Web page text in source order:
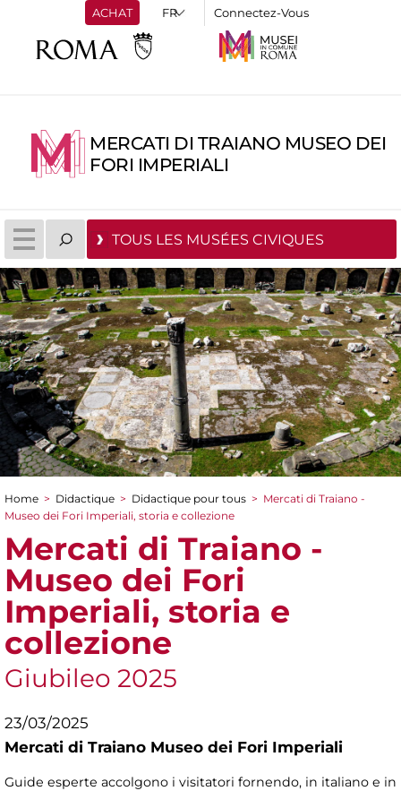
ACHAT Connectez-Vous
MERCATI DI TRAIANO MUSEO DEI
FORI IMPERIALI
TOUS LES MUSÉES CIVIQUES
You are here
Home > Didactique > Didactique pour tous > Mercati di Traiano -
Museo dei Fori Imperiali, storia e collezione
Mercati di Traiano -
Museo dei Fori
Imperiali, storia e
collezione
Giubileo 2025
23/03/2025
Mercati di Traiano Museo dei Fori Imperiali
Guide esperte accolgono i visitatori fornendo, in italiano e in